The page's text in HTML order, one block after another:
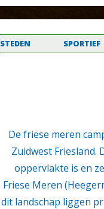
STEDEN SPORTIEF
De friese meren
Zuidwest Friesland.
oppervlakte is en
Friese Meren
dit landschap liggen